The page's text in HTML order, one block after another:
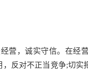
营，诚实守信。在经
反对不正当竞争;切实